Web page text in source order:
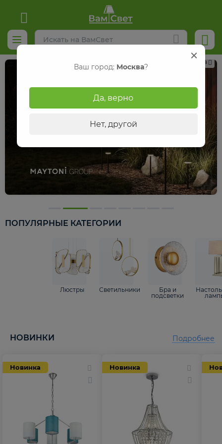
Реклама
ПОПУЛЯРНЫЕ КАТЕГОРИИ
Люстры Светильники
Бра и
подсветки
НОВИНКИ
Новинка Новинка
Подробнее
Ваш город: Москва?
Да, верно
Нет, другой